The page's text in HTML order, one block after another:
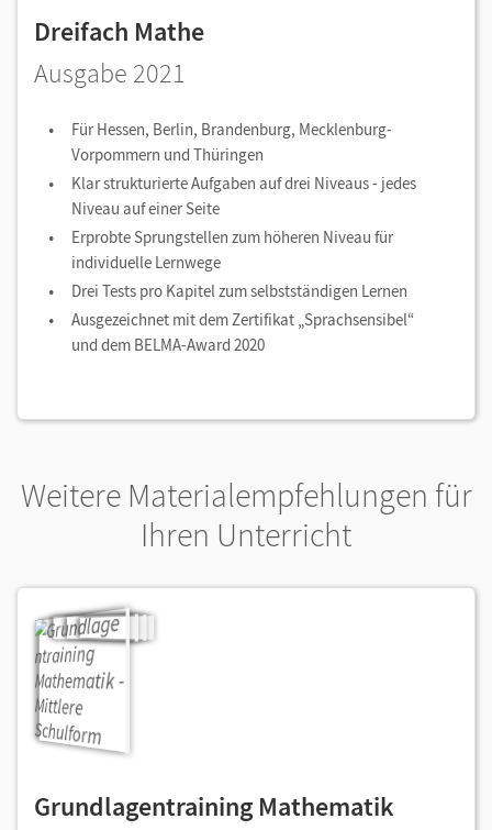
Dreifach Mathe
Ausgabe 2021
Für Hessen, Berlin, Brandenburg, Mecklenburg-
Vorpommern und Thüringen
Klar strukturierte Aufgaben auf drei Niveaus - jedes
Niveau auf einer Seite
Erprobte Sprungstellen zum höheren Niveau für
individuelle Lernwege
Drei Tests pro Kapitel zum selbstständigen Lernen
Ausgezeichnet mit dem Zertifikat „Sprachsensibel“
und dem BELMA-Award 2020
Weitere Materialempfehlungen für
Ihren Unterricht
Grundlagentraining Mathematik